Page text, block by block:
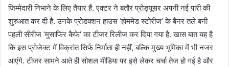
जिम्मेदारी निभाने के लिए तैयार हैं. एक्टर ने बतौर प्रोड्यूसर अपनी नई पारी की
शुरुआत कर दी है. उनके प्रोडक्शन हाउस ‘होममेड स्टोरीज’ के बैनर तले बनी
पहली सीरीज ‘मुसाफिर कैफे’ का टीजर रिलीज कर दिया गया है. खास बात यह है
कि इस प्रोजेक्ट में विक्रांत सिर्फ निर्माता ही नहीं, बल्कि मुख्य भूमिका में भी नजर
आएंगे. टीजर सामने आते ही सोशल मीडिया पर इसे लेकर चर्चा तेज हो गई है और